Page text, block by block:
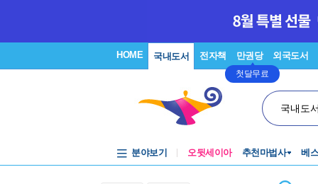
HOME 국내도서 전자책 만권당
첫달무료
외국도서
국내도
분야보기 오뒷세이아 추천마법사 베